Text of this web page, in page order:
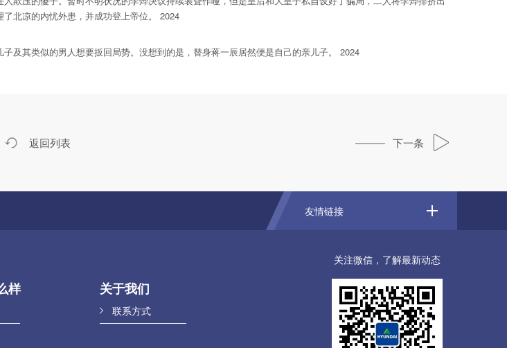
北凉的内忧外患，并成功登上帝位。 2024
其类似的男人想要扳回局势。没想到的是，替身蒋一辰居然便是自己的亲儿子。 2024
返回列表 下一条
友情链接
样 关于我们
联系方式
关注微信，了解最新动态